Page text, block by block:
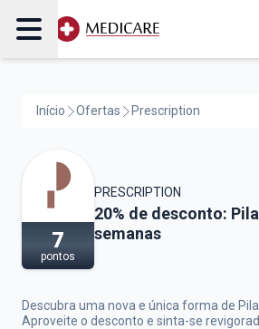
Início Ofertas Prescription
7
pontos
PRESCRIPTION
Prescription,
20% de desconto:
semanas
Descubra uma nova e única forma de
Aproveite o desconto e sinta-se